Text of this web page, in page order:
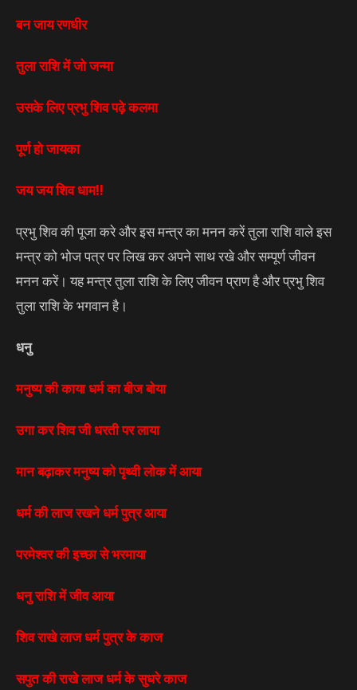
बन जाय रणधीर
तुला राशि में जो जन्मा
उसके लिए प्रभु शिव पढ़े कलमा
पूर्ण हो जायका
जय जय शिव धाम!!
प्रभु शिव की पूजा करे और इस मन्त्र का मनन करें तुला राशि वाले इस
मन्त्र को भोज पत्र पर लिख कर अपने साथ रखे और सम्पूर्ण जीवन
मनन करें। यह मन्त्र तुला राशि के लिए जीवन प्राण है और प्रभु शिव
तुला राशि के भगवान है।
धनु
मनुष्य की काया धर्म का बीज बोया
उगा कर शिव जी धरती पर लाया
मान बढ़ाकर मनुष्य को पृथ्वी लोक में आया
धर्म की लाज रखने धर्म पुत्र आया
परमेश्वर की इच्छा से भरमाया
धनु राशि में जीव आया
शिव राखे लाज धर्म पुत्र के काज
सपुत की राखे लाज धर्म के सुधरे काज